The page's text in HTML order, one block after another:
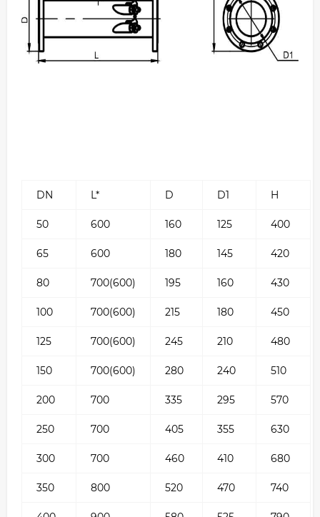
DN L* D D1 H
50 600 160 125 400
65 600 180 145 420
80 700(600) 195 160 430
100 700(600) 215 180 450
125 700(600) 245 210 480
150 700(600) 280 240 510
200 700 335 295 570
250 700 405 355 630
300 700 460 410 680
350 800 520 470 740